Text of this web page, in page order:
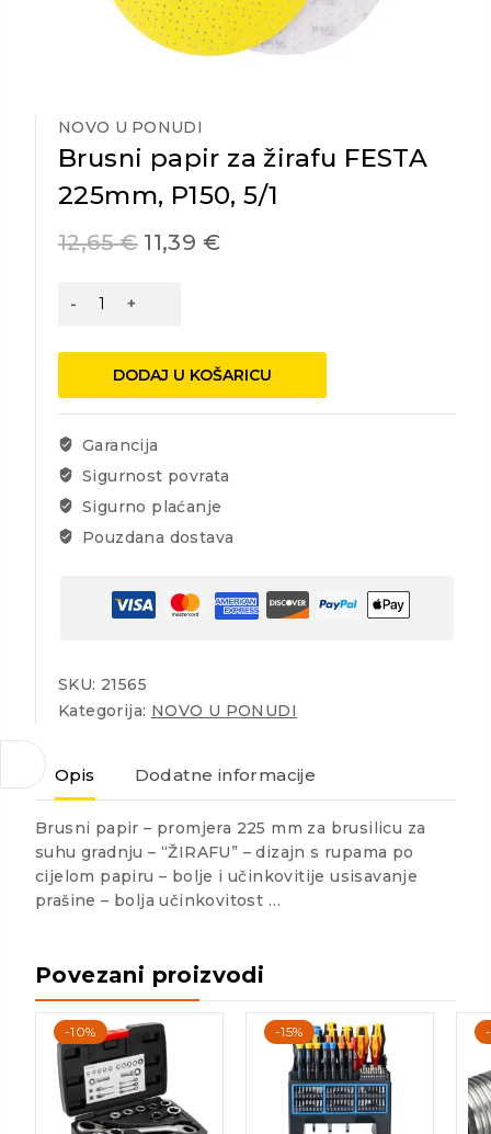
NOVO U PONUDI
Brusni papir za žirafu FESTA
225mm, P150, 5/1
12,65€ 11,39 €
Brusni
žirafu
225mm,
P150,
količina
DODAJ U KOŠARICU
Garancija
Sigurnost povrata
Sigurno plaćanje
Pouzdana dostava
SKU: 21565
Kategorija: NOVO U PONUDI
Opis Dodatne informacije
Brusni papir – promjera 225 mm za brusilicu za
suhu gradnju – “ŽIRAFU” – dizajn s rupama po
cijelom papiru – bolje i učinkovitije usisavanje
prašine – bolja učinkovitost …
Povezani proizvodi
-10% -15%